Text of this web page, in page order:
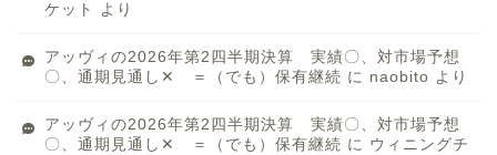
ケット
より
アッヴィの2026年第2四半期決算 実績〇、対市場予想
〇、通期見通し✕ ＝（でも）保有継続 に naobito より
アッヴィの2026年第2四半期決算 実績〇、対市場予想
〇、通期見通し✕ ＝（でも）保有継続 に ウィニングチ